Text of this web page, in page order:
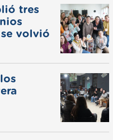
tres
volvió